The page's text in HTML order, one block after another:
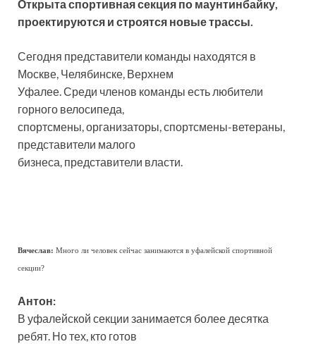
Открыта спортивная секция по маунтинбайку,
проектируются и строятся новые трассы.
Сегодня представители команды находятся в
Москве, Челябинске, Верхнем
Уфалее. Среди членов команды есть любители
горного велосипеда,
спортсмены, организаторы, спортсмены-ветераны,
представители малого
бизнеса, представители власти.
Вячеслав: Много ли человек сейчас занимаются в уфалейской спортивной
секции?
Антон:
В уфалейской секции занимается более десятка
ребят. Но тех, кто готов